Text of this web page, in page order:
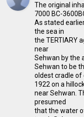
The original
7000 BC-
As stated
the sea in
the TERTIARY
near
Sehwan by the
Sehwan to be
oldest cradle of
1922 on a
near Sehwan.
presumed
that the water